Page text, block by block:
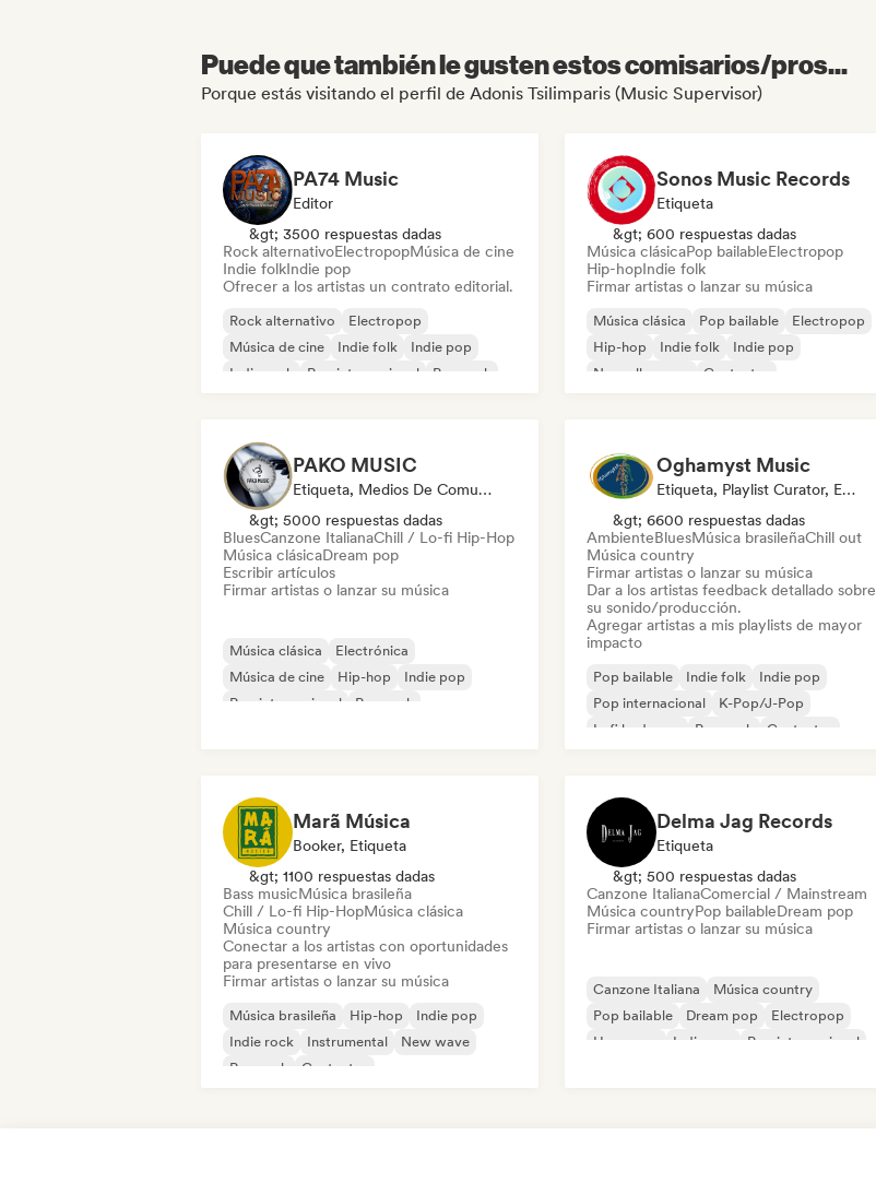
Puede que también le gusten estos comisarios/pros...
Porque estás visitando el perfil de Adonis Tsilimparis (Music Supervisor)
PA74 Music
Editor
&gt; 3500 respuestas dadas
Rock alternativoElectropopMúsica de cine
Indie folkIndie pop
Ofrecer a los artistas un contrato editorial.
Rock alternativo
Electropop
Música de cine
Indie folk
Indie pop
Indie rock
Pop internacional Pop rock
Sonos Music Records
Etiqueta
&gt; 600 respuestas dadas
Música clásicaPop bailableElectropop
Hip-hopIndie folk
Firmar artistas o lanzar su música
Música clásica Pop bailable
Electropop
Hip-hop
Indie folk
Indie pop
Nouvelle scene
Cantautor
PAKO MUSIC
Etiqueta, Medios De Comunicación/Periodista
&gt; 5000 respuestas dadas
BluesCanzone ItalianaChill / Lo-fi Hip-Hop
Música clásicaDream pop
Escribir artículos
Firmar artistas o lanzar su música
Música clásica
Electrónica
Música de cine
Hip-hop
Indie pop
Pop internacional
Pop rock
Oghamyst Music
Etiqueta, Playlist Curator, Experto En Sonido
&gt; 6600 respuestas dadas
AmbienteBluesMúsica brasileñaChill out
Música country
Firmar artistas o lanzar su música
Dar a los artistas feedback detallado sobre
su sonido/producción.
Agregar artistas a mis playlists de mayor
impacto
Pop bailable Indie folk
Indie pop
Pop internacional
K-Pop/J-Pop
Lofi bedroom
Pop rock Cantautor
Marã Música
Booker, Etiqueta
&gt; 1100 respuestas dadas
Bass musicMúsica brasileña
Chill / Lo-fi Hip-HopMúsica clásica
Música country
Conectar a los artistas con oportunidades
para presentarse en vivo
Firmar artistas o lanzar su música
Música brasileña Hip-hop
Indie pop
Indie rock
Instrumental
New wave
Pop rock
Cantautor
Delma Jag Records
Etiqueta
&gt; 500 respuestas dadas
Canzone ItalianaComercial / Mainstream
Música countryPop bailableDream pop
Firmar artistas o lanzar su música
Canzone Italiana
Música country
Pop bailable
Dream pop
Electropop
Hyperpop
Indie pop Pop internacional